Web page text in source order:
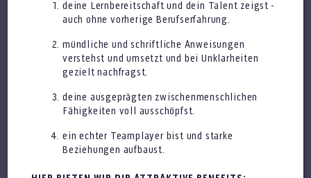
deine Lernbereitschaft und dein Talent zeigst -
auch ohne vorherige Berufserfahrung.
mündliche und schriftliche Anweisungen
verstehst und umsetzt und bei Unklarheiten
gezielt nachfragst.
deine ausgeprägten zwischenmenschlichen
Fähigkeiten voll ausschöpfst.
ein echter Teamplayer bist und starke
Beziehungen aufbaust.
(m/w/d) in Voll-/Teilzeit